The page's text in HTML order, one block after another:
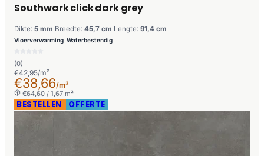
Southwark click dark grey
Dikte: 5 mm Breedte: 45,7 cm Lengte: 91,4 cm
Vloerverwarming Waterbestendig
(0)
€42,95/m²
€38,66/m²
€64,60 / 1,67 m²
BESTELLEN OFFERTE